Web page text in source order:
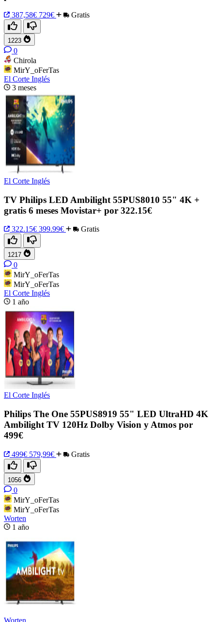
387,58€ 729€ Gratis
1223
0
Chirola
MirY_oFerTas
El Corte Inglés
3 meses
El Corte Inglés
TV Philips LED Ambilight 55PUS8010 55" 4K +
gratis 6 meses Movistar+ por 322.15€
322.15€ 399.99€ Gratis
1217
0
MirY_oFerTas
MirY_oFerTas
El Corte Inglés
1 año
El Corte Inglés
Philips The One 55PUS8919 55" LED UltraHD 4K
Ambilight TV 120Hz Dolby Vision y Atmos por
499€
499€ 579,99€ Gratis
1056
0
MirY_oFerTas
MirY_oFerTas
Worten
1 año
Worten